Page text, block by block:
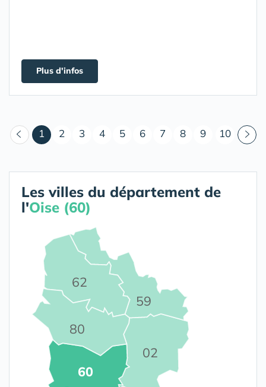
Plus d'infos
1 (courant)
2 3 4 5 6 7 8 9 10
Les villes du département de
l'Oise (60)
02
59
60
62
80